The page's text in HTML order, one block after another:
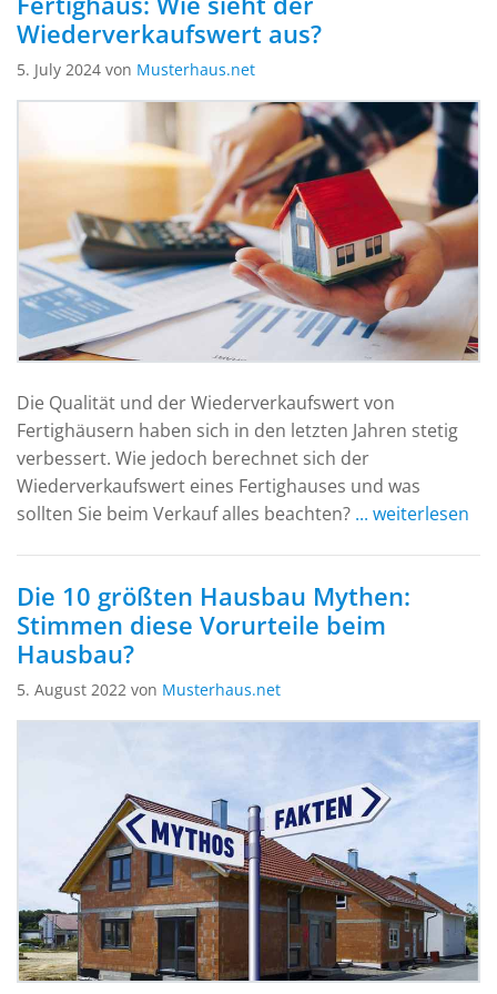
Wiederverkaufswert aus?
5. July 2024 von Musterhaus.net
Die Qualität und der Wiederverkaufswert von
Fertighäusern haben sich in den letzten Jahren stetig
verbessert. Wie jedoch berechnet sich der
Wiederverkaufswert eines Fertighauses und was
sollten Sie beim Verkauf alles beachten? ... weiterlesen
Die 10 größten Hausbau Mythen:
Stimmen diese Vorurteile beim
Hausbau?
5. August 2022 von Musterhaus.net